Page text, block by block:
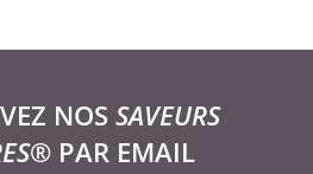
NOS SAVEURS
PAR EMAIL